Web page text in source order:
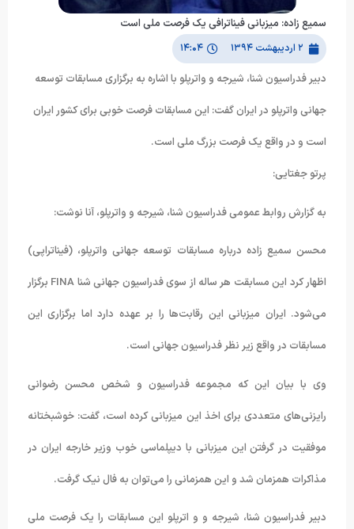
سمیع زاده: میزبانی فیناترافی یک فرصت ملی است
۲ اردیبهشت ۱۳۹۴ ۱۴:۰۴
دبیر فدراسیون شنا، شیرجه و واترپلو با اشاره به برگزاری مسابقات توسعه
جهانی واترپلو در ایران گفت: این مسابقات فرصت خوبی برای کشور ایران
است و در واقع یک فرصت بزرگ ملی است.
پرتو جغتایی:
به گزارش روابط عمومی فدراسیون شنا، شیرجه و واترپلو، آنا نوشت:
محسن سمیع زاده درباره مسابقات توسعه جهانی واترپلو، (فیناتراپی)
اظهار کرد این مسابقت هر ساله از سوی فدراسیون جهانی شنا FINA برگزار
می‌شود. ایران میزبانی این رقابت‌ها را بر عهده دارد اما برگزاری این
مسابقات در واقع زیر نظر فدراسیون جهانی است.
وی با بیان این که مجموعه فدراسیون و شخص محسن رضوانی
رایزنی‌های متعددی برای اخذ این میزبانی کرده است، گفت: خوشبختانه
موفقیت در گرفتن این میزبانی با دیپلماسی خوب وزیر خارجه ایران در
مذاکرات همزمان شد و این همزمانی را می‌توان به فال نیک گرفت.
دبیر فدراسیون شنا، شیرجه و و اترپلو این مسابقات را یک فرصت ملی